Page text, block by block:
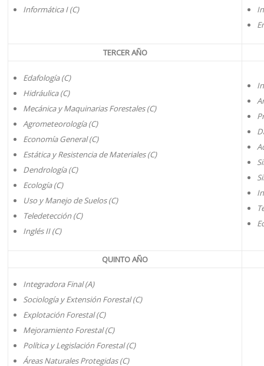
Informática I (C)
TERCER AÑO
Edafología (C)
Hidráulica (C)
Mecánica y Maquinarias Forestales (C)
Agrometeorología (C)
Economía General (C)
Estática y Resistencia de Materiales (C)
Dendrología (C)
Ecología (C)
Uso y Manejo de Suelos (C)
Teledetección (C)
Inglés II (C)
QUINTO AÑO
Integradora Final (A)
Sociología y Extensión Forestal (C)
Explotación Forestal (C)
Mejoramiento Forestal (C)
Política y Legislación Forestal (C)
Áreas Naturales Protegidas (C)